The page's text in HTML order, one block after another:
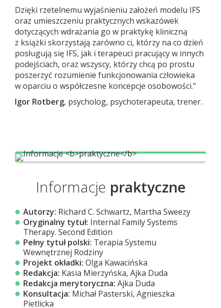
Dzięki rzetelnemu wyjaśnieniu założeń modelu IFS
oraz umieszczeniu praktycznych wskazówek
dotyczących wdrażania go w praktykę kliniczną
z książki skorzystają zarówno ci, którzy na co dzień
posługują się IFS, jak i terapeuci pracujący w innych
podejściach, oraz wszyscy, którzy chcą po prostu
poszerzyć rozumienie funkcjonowania człowieka
w oparciu o współczesne koncepcje osobowości."
Igor Rotberg, psycholog, psychoterapeuta, trener.
Informacje praktyczne
Autorzy: Richard C. Schwartz, Martha Sweezy
Oryginalny tytuł: Internal Family Systems
Therapy. Second Edition
Pełny tytuł polski: Terapia Systemu
Wewnętrznej Rodziny
Projekt okładki: Olga Kawacińska
Redakcja: Kasia Mierzyńska, Ajka Duda
Redakcja merytoryczna: Ajka Duda
Konsultacja: Michał Pasterski, Agnieszka
Pietlicka